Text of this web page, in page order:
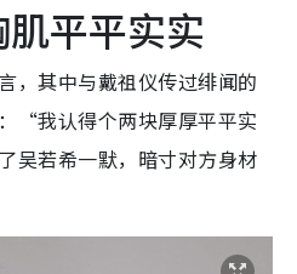
平平实实
，其中与戴祖仪传过绯闻的
“我认得个两块厚厚平平实
吴若希一默，暗寸对方身材